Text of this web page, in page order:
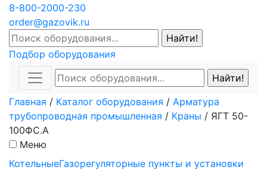
8-800-2000-230
order@gazovik.ru
Подбор оборудования
Главная / Каталог оборудования / Арматура
трубопроводная промышленная / Краны / ЯГТ 50-
100ФС.А
Меню
КотельныеГазорегуляторные пункты и установки